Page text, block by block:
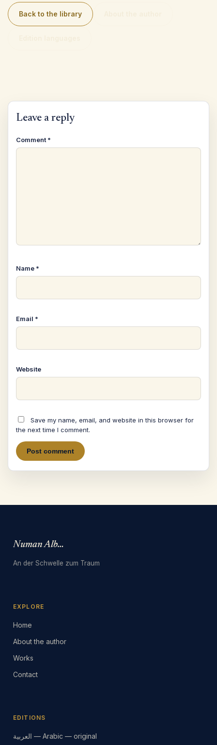
Back to the library
Leave a reply
Comment *
Name *
Email *
Website
Save my name, email, and website in this browser for
the next time I comment.
Numan Albarbari
An der Schwelle zum Traum
EXPLORE
Home
About the author
Works
Contact
EDITIONS
العربية — Arabic — original